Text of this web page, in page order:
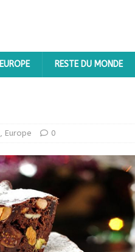
EUROPE RESTE DU MONDE
, Europe 0